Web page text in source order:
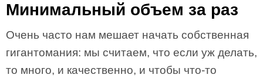
Минимальный объем за раз
Очень часто нам мешает начать собственная
гигантомания: мы считаем, что если уж делать,
то много, и качественно, и чтобы что-то